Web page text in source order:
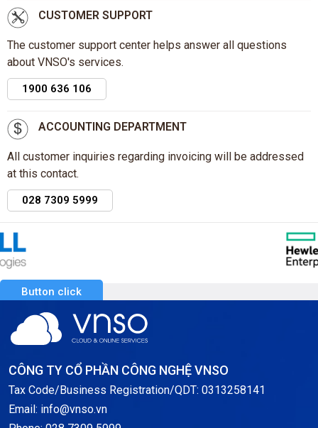
CUSTOMER SUPPORT
The customer support center helps answer all questions
about VNSO's services.
1900 636 106
ACCOUNTING DEPARTMENT
All customer inquiries regarding invoicing will be addressed
at this contact.
028 7309 5999
Button click
CÔNG TY CỔ PHẦN CÔNG NGHỆ VNSO
Tax Code/Business Registration/QDT: 0313258141
Email: info@vnso.vn